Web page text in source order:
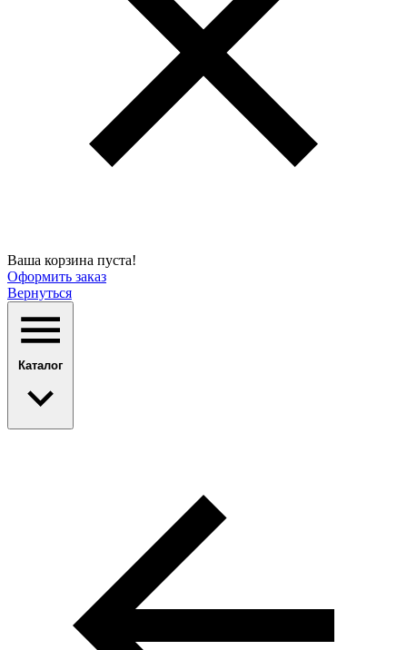
Ваша корзина пуста!
Оформить заказ
Вернуться
Каталог